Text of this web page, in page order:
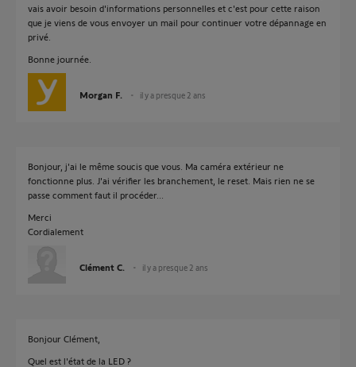
vais avoir besoin d'informations personnelles et c'est pour cette raison
que je viens de vous envoyer un mail pour continuer votre dépannage en
privé.
Bonne journée.
Morgan F. il y a presque 2 ans
Bonjour, j'ai le même soucis que vous. Ma caméra extérieur ne
fonctionne plus. J'ai vérifier les branchement, le reset. Mais rien ne se
passe comment faut il procéder...
Merci
Cordialement
Clément C. il y a presque 2 ans
Bonjour Clément,
Quel est l'état de la LED ?